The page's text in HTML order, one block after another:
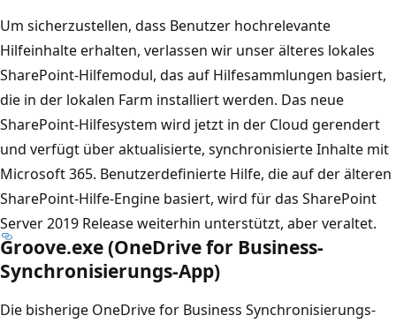
Um sicherzustellen, dass Benutzer hochrelevante
Hilfeinhalte erhalten, verlassen wir unser älteres lokales
SharePoint-Hilfemodul, das auf Hilfesammlungen basiert,
die in der lokalen Farm installiert werden. Das neue
SharePoint-Hilfesystem wird jetzt in der Cloud gerendert
und verfügt über aktualisierte, synchronisierte Inhalte mit
Microsoft 365. Benutzerdefinierte Hilfe, die auf der älteren
SharePoint-Hilfe-Engine basiert, wird für das SharePoint
Server 2019 Release weiterhin unterstützt, aber veraltet.
Groove.exe (OneDrive for Business-
Synchronisierungs-App)
Die bisherige OneDrive for Business Synchronisierungs-